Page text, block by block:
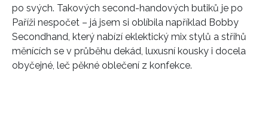
po svých. Takových second-handových butiků je po
Paříži nespočet – já jsem si oblíbila například Bobby
Secondhand, který nabízí eklektický mix stylů a střihů
měnících se v průběhu dekád, luxusní kousky i docela
obyčejné, leč pěkné oblečení z konfekce.